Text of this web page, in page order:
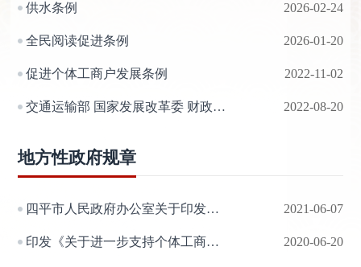
供水条例 2026-02-24
全民阅读促进条例 2026-01-20
促进个体工商户发展条例 2022-11-02
交通运输部 国家发展改革委 财政部 农业农村部 中国人民银行 国家乡村振兴局关于印发《农村公路扩投资稳就业更好服务乡村振兴实施方案》的通知 2022-08-20
地方性政府规章
四平市人民政府办公室关于印发四平市户外广告和招牌设置管理办法（试行）的通知 2021-06-07
印发《关于进一步支持个体工商户转型升级为企业的若干政策措施》的通知 2020-06-20